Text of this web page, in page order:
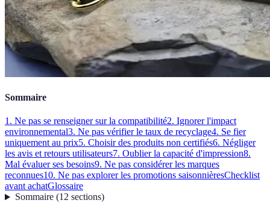
Sommaire
1. Ne pas se renseigner sur la compatibilité2. Ignorer l'impact
environnemental3. Ne pas vérifier le taux de recyclage4. Se fier
uniquement au prix5. Choisir des produits non certifiés6. Négliger
les avis et retours utilisateurs7. Oublier la capacité d'impression8.
Mal évaluer ses besoins9. Ne pas considérer les marques
reconnues10. Ne pas explorer les promotions saisonnièresChecklist
avant achatGlossaire
Sommaire(12 sections)